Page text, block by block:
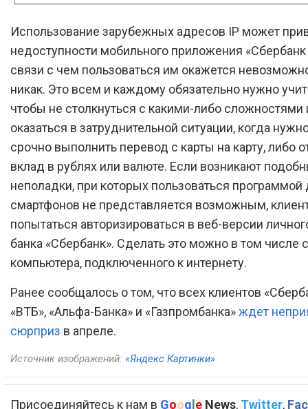
Использование зарубежных адресов IP может
недоступности мобильного приложения «Сбербанк
связи с чем пользоваться им окажется
никак. Это всем и каждому обязательно нужно
чтобы не столкнуться с какими-либо сложностями
оказаться в затруднительной ситуации, когда
срочно выполнить перевод с карты на карту, либо
вклад в рублях или валюте. Если возникают
неполадки, при которых пользоваться программой
смартфонов не представляется возможным,
попытаться авторизироваться в веб-версии
банка «Сбербанк». Сделать это можно в том числе с
компьютера, подключенного к интернету.
Ранее сообщалось о том, что всех клиентов
«ВТБ», «Альфа-Банка» и «Газпромбанка»ждет
сюрприз в апреле.
Источник изображений: «Яндекс Картинки»
Присоединяйтесь к нам в Google News, Twitter,